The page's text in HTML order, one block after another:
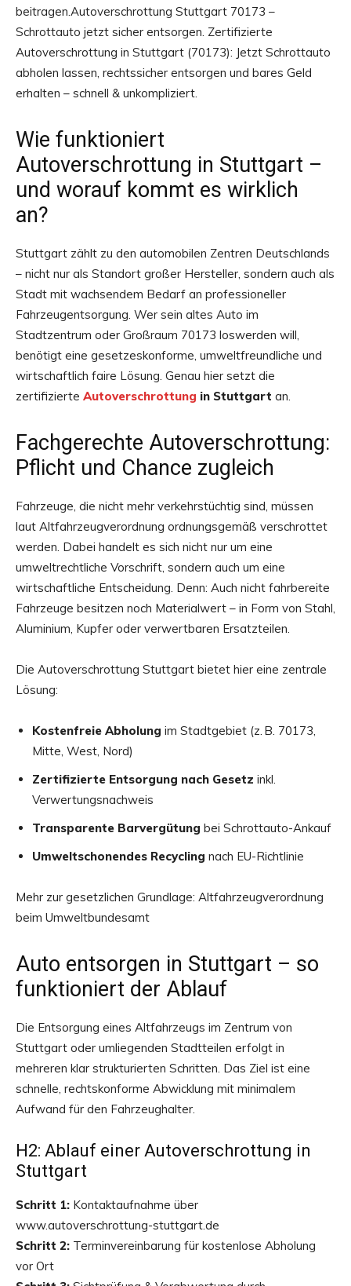
beitragen.Autoverschrottung Stuttgart 70173 –
Schrottauto jetzt sicher entsorgen. Zertifizierte
Autoverschrottung in Stuttgart (70173): Jetzt Schrottauto
abholen lassen, rechtssicher entsorgen und bares Geld
erhalten – schnell & unkompliziert.
Wie funktioniert
Autoverschrottung in Stuttgart –
und worauf kommt es wirklich
an?
Stuttgart zählt zu den automobilen Zentren Deutschlands
– nicht nur als Standort großer Hersteller, sondern auch als
Stadt mit wachsendem Bedarf an professioneller
Fahrzeugentsorgung. Wer sein altes Auto im
Stadtzentrum oder Großraum 70173 loswerden will,
benötigt eine gesetzeskonforme, umweltfreundliche und
wirtschaftlich faire Lösung. Genau hier setzt die
zertifizierte Autoverschrottung in Stuttgart an.
Fachgerechte Autoverschrottung:
Pflicht und Chance zugleich
Fahrzeuge, die nicht mehr verkehrstüchtig sind, müssen
laut Altfahrzeugverordnung ordnungsgemäß verschrottet
werden. Dabei handelt es sich nicht nur um eine
umweltrechtliche Vorschrift, sondern auch um eine
wirtschaftliche Entscheidung. Denn: Auch nicht fahrbereite
Fahrzeuge besitzen noch Materialwert – in Form von Stahl,
Aluminium, Kupfer oder verwertbaren Ersatzteilen.
Die Autoverschrottung Stuttgart bietet hier eine zentrale
Lösung:
Kostenfreie Abholung im Stadtgebiet (z. B. 70173,
Mitte, West, Nord)
Zertifizierte Entsorgung nach Gesetz inkl.
Verwertungsnachweis
Transparente Barvergütung bei Schrottauto-Ankauf
Umweltschonendes Recycling nach EU-Richtlinie
Mehr zur gesetzlichen Grundlage: Altfahrzeugverordnung
beim Umweltbundesamt
Auto entsorgen in Stuttgart – so
funktioniert der Ablauf
Die Entsorgung eines Altfahrzeugs im Zentrum von
Stuttgart oder umliegenden Stadtteilen erfolgt in
mehreren klar strukturierten Schritten. Das Ziel ist eine
schnelle, rechtskonforme Abwicklung mit minimalem
Aufwand für den Fahrzeughalter.
H2: Ablauf einer Autoverschrottung in
Stuttgart
Schritt 1: Kontaktaufnahme über
www.autoverschrottung-stuttgart.de
Schritt 2: Terminvereinbarung für kostenlose Abholung
vor Ort